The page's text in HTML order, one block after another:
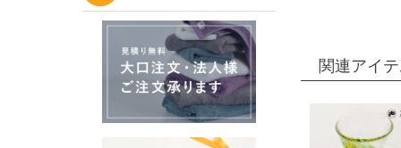
関連アイ